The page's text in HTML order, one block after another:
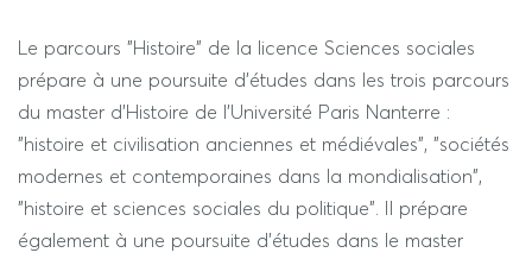
contemporaine) équivalente à celle des étudiants de
licence d'Histoire, mais aussi une connaissance
approfondie de deux de ces périodes, préparant une
éventuelle spécialisation en master.
Le parcours "Histoire" de la licence Sciences sociales
prépare à une poursuite d'études dans les trois parcours
du master d'Histoire de l'Université Paris Nanterre :
"histoire et civilisation anciennes et médiévales", "sociétés
modernes et contemporaines dans la mondialisation",
"histoire et sciences sociales du politique". Il prépare
également à une poursuite d'études dans le master